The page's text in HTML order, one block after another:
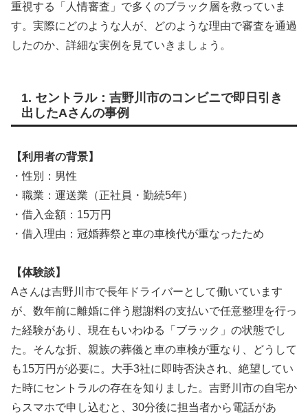
重視する「人情審査」で多くのブラック層を救っていま
す。実際にどのような人が、どのような理由で審査を通過
したのか、詳細な実例を見ていきましょう。
1. セントラル：吉野川市のコンビニで即日引き
出したAさんの事例
【利用者の背景】
・性別：男性
・職業：運送業（正社員・勤続5年）
・借入金額：15万円
・借入理由：冠婚葬祭と車の車検代が重なったため
【体験談】
Aさんは吉野川市で長年ドライバーとして働いています
が、数年前に離婚に伴う慰謝料の支払いで任意整理を行っ
た経験があり、現在もいわゆる「ブラック」の状態でし
た。そんな折、親族の葬儀と車の車検が重なり、どうして
も15万円が必要に。大手3社に即時否決され、絶望してい
た時にセントラルの存在を知りました。吉野川市の自宅か
らスマホで申し込むと、30分後に担当者から電話があ